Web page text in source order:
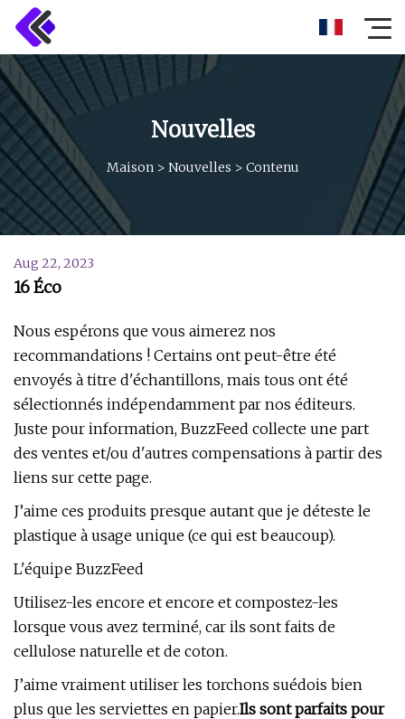
Nouvelles
Maison > Nouvelles > Contenu
Aug 22, 2023
16 Éco
Nous espérons que vous aimerez nos
recommandations ! Certains ont peut-être été
envoyés à titre d'échantillons, mais tous ont été
sélectionnés indépendamment par nos éditeurs.
Juste pour information, BuzzFeed collecte une part
des ventes et/ou d'autres compensations à partir des
liens sur cette page.
J’aime ces produits presque autant que je déteste le
plastique à usage unique (ce qui est beaucoup).
L'équipe BuzzFeed
Utilisez-les encore et encore et compostez-les
lorsque vous avez terminé, car ils sont faits de
cellulose naturelle et de coton.
J’aime vraiment utiliser les torchons suédois bien
plus que les serviettes en papier.Ils sont parfaits pour